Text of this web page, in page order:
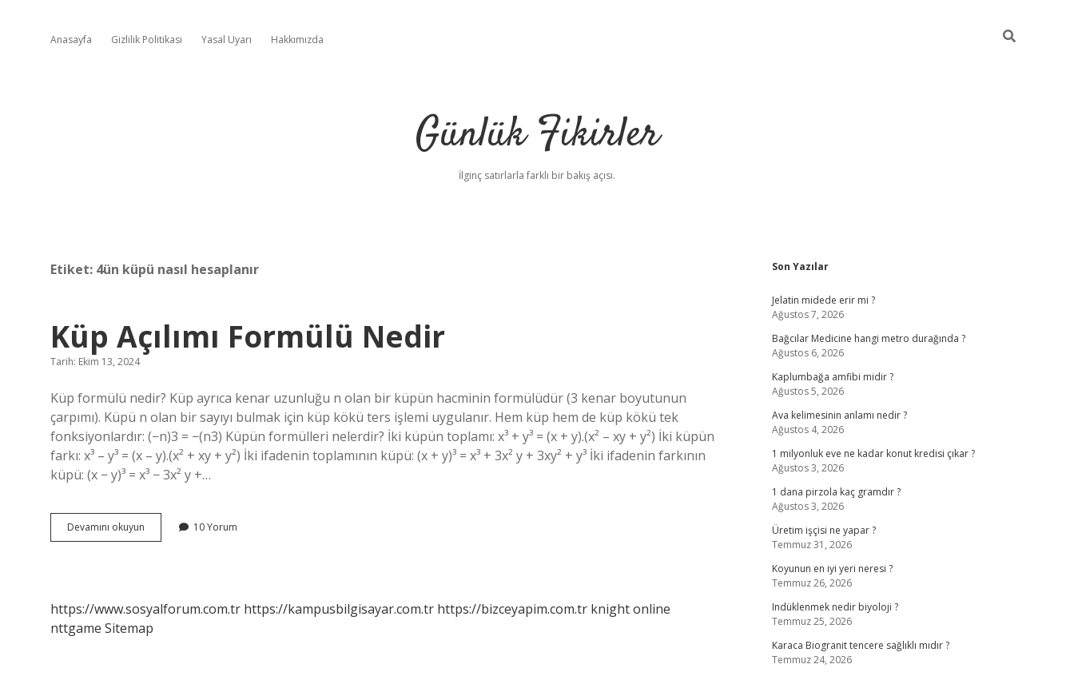
Anasayfa Gizlilik Politikası Yasal Uyarı Hakkımızda
Günlük Fikirler
İlginç satırlarla farklı bir bakış açısı.
Etiket: 4ün küpü nasıl hesaplanır
Küp Açılımı Formülü Nedir
Tarih: Ekim 13, 2024
Küp formülü nedir? Küp ayrıca kenar uzunluğu n olan bir küpün hacminin formülüdür (3 kenar boyutunun
çarpımı). Küpü n olan bir sayıyı bulmak için küp kökü ters işlemi uygulanır. Hem küp hem de küp kökü tek
fonksiyonlardır: (−n)3 = −(n3) Küpün formülleri nelerdir? İki küpün toplamı: x³ + y³ = (x + y).(x² – xy + y²) İki küpün
farkı: x³ – y³ = (x – y).(x² + xy + y²) İki ifadenin toplamının küpü: (x + y)³ = x³ + 3x² y + 3xy² + y³ İki ifadenin farkının
küpü: (x − y)³ = x³ − 3x² y +…
Devamını okuyun
Açılımı
10 Yorum
https://www.sosyalforum.com.tr https://kampusbilgisayar.com.tr https://bizceyapim.com.tr knight online
nttgame Sitemap
Sidebar
Son Yazılar
Jelatin midede erir mi ?
Ağustos 7, 2026
Bağcılar Medicine hangi metro durağında ?
Ağustos 6, 2026
Kaplumbağa amfibi midir ?
Ağustos 5, 2026
Ava kelimesinin anlamı nedir ?
Ağustos 4, 2026
1 milyonluk eve ne kadar konut kredisi çıkar ?
Ağustos 3, 2026
1 dana pirzola kaç gramdır ?
Ağustos 3, 2026
Üretim işçisi ne yapar ?
Temmuz 31, 2026
Koyunun en iyi yeri neresi ?
Temmuz 26, 2026
Indüklenmek nedir biyoloji ?
Temmuz 25, 2026
Karaca Biogranit tencere sağlıklı mıdır ?
Temmuz 24, 2026